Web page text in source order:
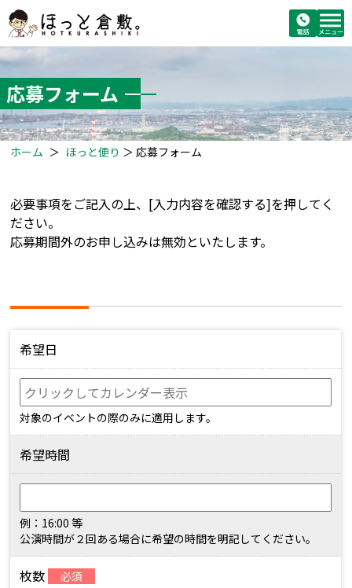
応募フォーム
ホーム ＞ ほっと便り ＞ 応募フォーム
必要事項をご記入の上、[入力内容を確認する]を押してく
ださい。
応募期間外のお申し込みは無効といたします。
希望日
対象のイベントの際のみに適用します。
希望時間
例：16:00 等
公演時間が２回ある場合に希望の時間を明記してください。
枚数 必須